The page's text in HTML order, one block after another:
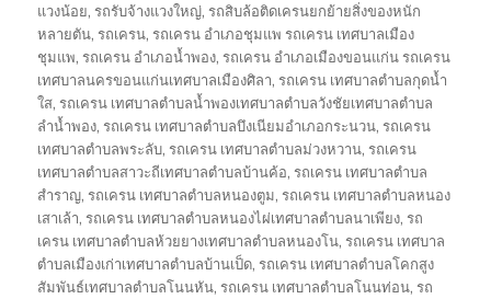
แวงน้อย,รถรับจ้างแวงใหญ่,รถสิบล้อติดเครนยกย้ายสิ่งของหนัก
หลายตัน,รถเครน,รถเครน อำเภอชุมแพ รถเครน เทศบาลเมือง
ชุมแพ,รถเครน อำเภอน้ำพอง,รถเครน อำเภอเมืองขอนแก่น รถเครน
เทศบาลนครขอนแก่นเทศบาลเมืองศิลา,รถเครน เทศบาลตำบลกุดน้ำ
ใส,รถเครน เทศบาลตำบลน้ำพองเทศบาลตำบลวังชัยเทศบาลตำบล
ลำน้ำพอง,รถเครน เทศบาลตำบลบึงเนียมอำเภอกระนวน,รถเครน
เทศบาลตำบลพระลับ,รถเครน เทศบาลตำบลม่วงหวาน,รถเครน
เทศบาลตำบลสาวะถีเทศบาลตำบลบ้านค้อ,รถเครน เทศบาลตำบล
สำราญ,รถเครน เทศบาลตำบลหนองตูม,รถเครน เทศบาลตำบลหนอง
เสาเล้า,รถเครน เทศบาลตำบลหนองไผ่เทศบาลตำบลนาเพียง,รถ
เครน เทศบาลตำบลห้วยยางเทศบาลตำบลหนองโน,รถเครน เทศบาล
ตำบลเมืองเก่าเทศบาลตำบลบ้านเป็ด,รถเครน เทศบาลตำบลโคกสูง
สัมพันธ์เทศบาลตำบลโนนหัน,รถเครน เทศบาลตำบลโนนท่อน,รถ